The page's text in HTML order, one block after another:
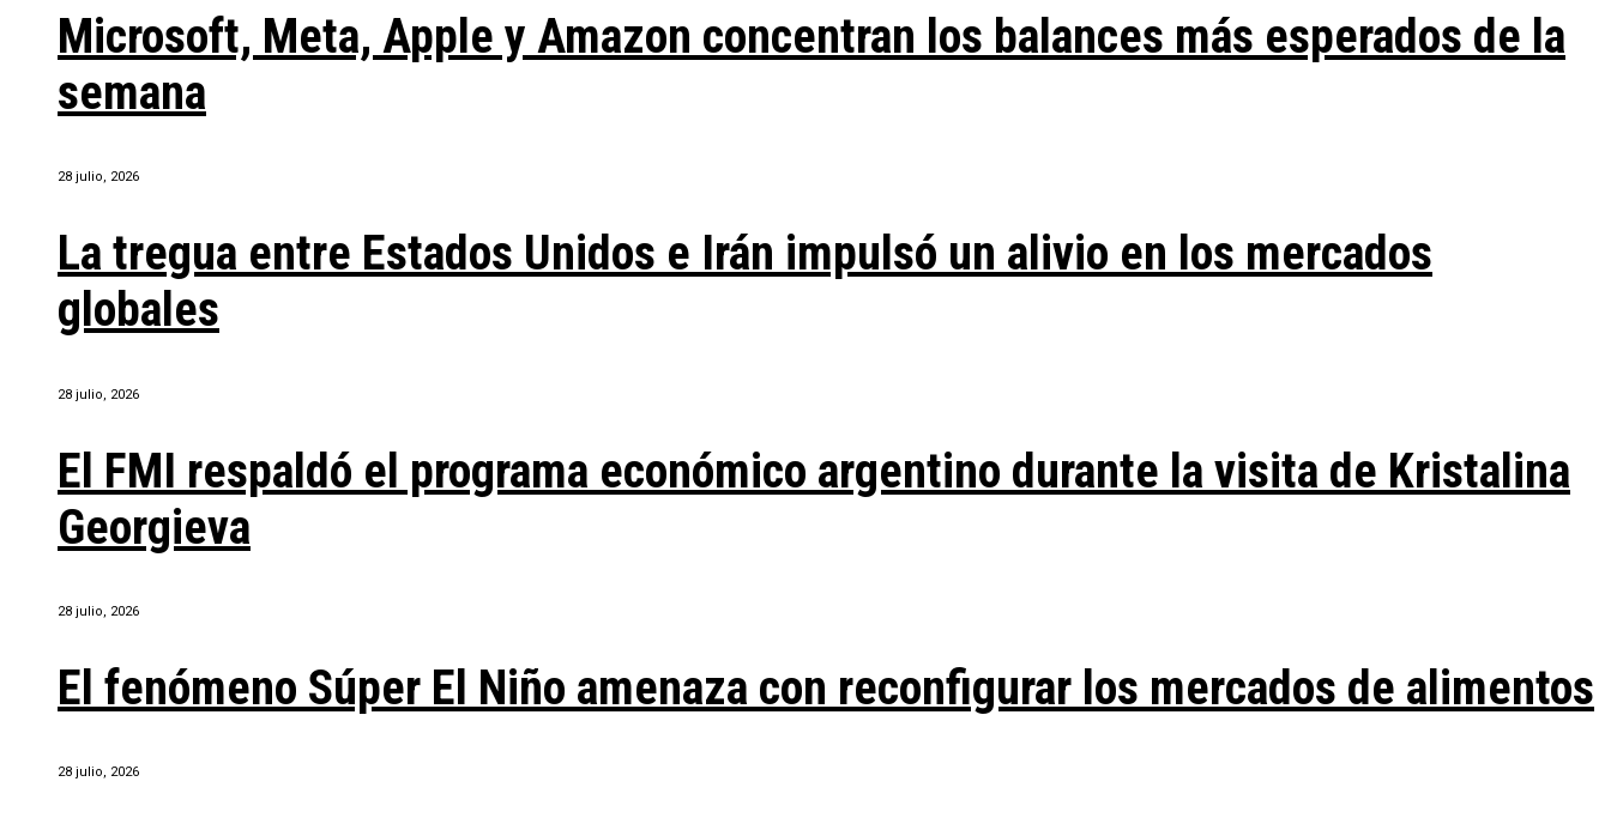
Microsoft, Meta, Apple y Amazon concentran los balances más esperados de la
semana
28 julio, 2026
La tregua entre Estados Unidos e Irán impulsó un alivio en los mercados
globales
28 julio, 2026
El FMI respaldó el programa económico argentino durante la visita de Kristalina
Georgieva
28 julio, 2026
El fenómeno Súper El Niño amenaza con reconfigurar los mercados de alimentos
28 julio, 2026